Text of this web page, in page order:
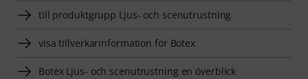
till produktgrupp Ljus- och scenutrustning
visa tillverkarinformation för Botex
Botex Ljus- och scenutrustning en överblick